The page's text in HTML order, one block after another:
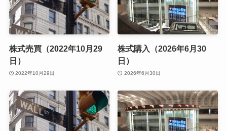
株式売買（2022年10月29
日）
2022年10月29日
株式購入（2026年6月30
日）
2026年6月30日